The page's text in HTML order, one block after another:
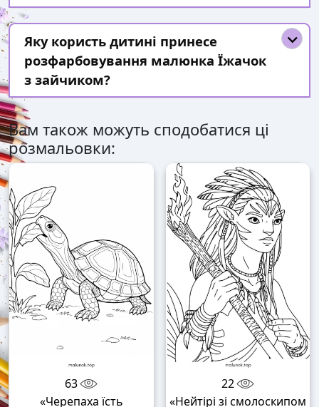
Яку користь дитині принесе
розфарбовування малюнка Їжачок
з зайчиком?
Вам також можуть сподобатися ці
розмальовки:
63
«Черепаха їсть
22
«Нейтірі зі смолоскипом